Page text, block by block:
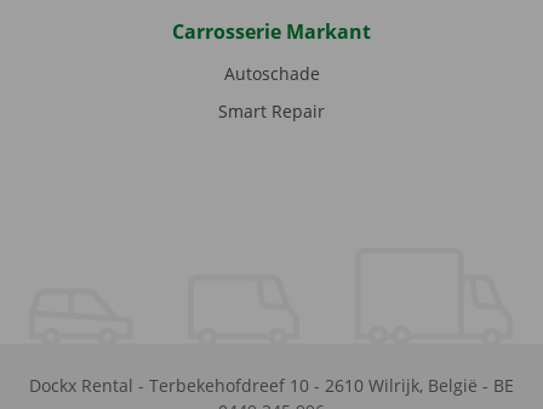
Carrosserie Markant
Autoschade
Smart Repair
Dockx Rental - Terbekehofdreef 10 - 2610 Wilrijk, België - BE